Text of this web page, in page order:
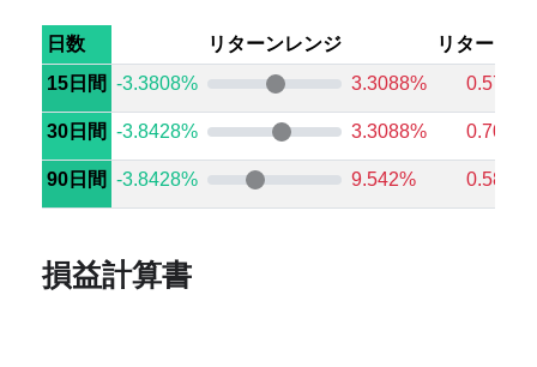
日数 リターンレンジ
リターン
15日間 -3.3808% 3.3088%
30日間 -3.8428% 3.3088%
90日間 -3.8428% 9.542%
損益計算書